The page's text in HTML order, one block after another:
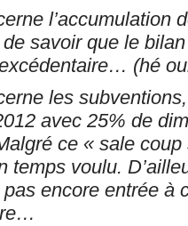
l’accumulation
savoir que le
(hé
les subventions,
avec 25% de
ce « sale
temps voulu.
pas encore entrée à